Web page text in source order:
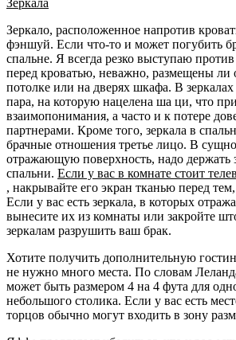
Зеркала
Зеркало, расположенное напротив
фэншуй. Если что-то и может погубить
спальне. Я всегда резко выступаю
перед кроватью, неважно, размещены ли
потолке или на дверях шкафа. В
пара, на которую нацелена ша ци, что
взаимопонимания, а часто и к потере
партнерами. Кроме того, зеркала в
брачные отношения третье лицо. В
отражающую поверхность, надо держать
спальни. Если у вас в комнате стоит
, накрывайте его экран тканью перед тем,
Если у вас есть зеркала, в которых
вынесите их из комнаты или закройте
зеркалам разрушить ваш брак.
Хотите получить дополнительную
не нужно много места. По словам
может быть размером 4 на 4 фута для
небольшого столика. Если у вас есть
торцов обычно могут входить в зону